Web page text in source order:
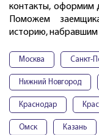
контакты, оформим
Поможем
историю, набравшим
Москва Санкт-
Нижний Новгород
Краснодар
Омск Казань